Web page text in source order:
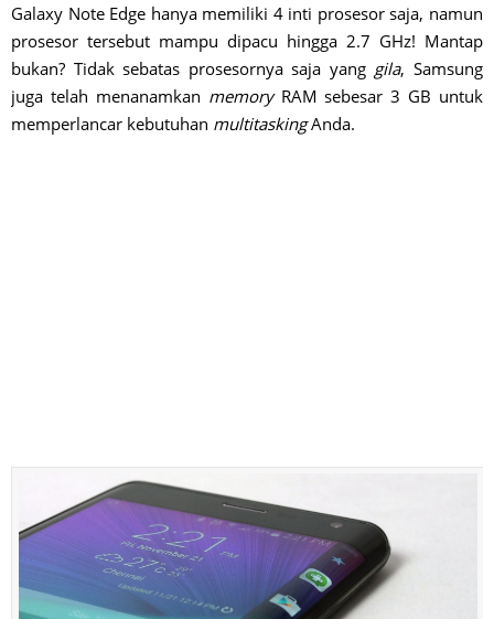
Galaxy Note Edge hanya memiliki 4 inti prosesor saja, namun
prosesor tersebut mampu dipacu hingga 2.7 GHz! Mantap
bukan? Tidak sebatas prosesornya saja yang gila, Samsung
juga telah menanamkan memoryRAM sebesar 3 GB untuk
memperlancar kebutuhan multitaskingAnda.